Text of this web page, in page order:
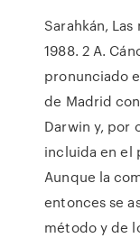
Sarahkán,
1988. 2 A.
pronunciado
de Madrid
Darwin y, por
incluida en el
Aunque la
entonces se
método y de